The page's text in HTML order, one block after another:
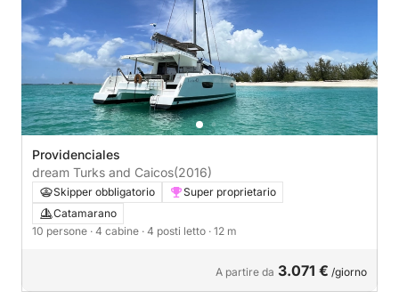
Providenciales
dream Turks and Caicos(2016)
Skipper obbligatorio
Super proprietario
Catamarano
10 persone · 4 cabine · 4 posti letto · 12 m
A partire da 3.071 € /giorno